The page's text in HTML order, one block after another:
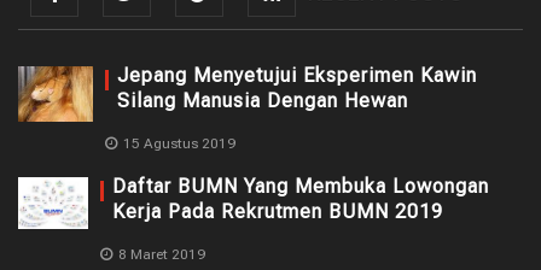
Jepang Menyetujui Eksperimen Kawin
Silang Manusia Dengan Hewan
15 Agustus 2019
Daftar BUMN Yang Membuka Lowongan
Kerja Pada Rekrutmen BUMN 2019
8 Maret 2019